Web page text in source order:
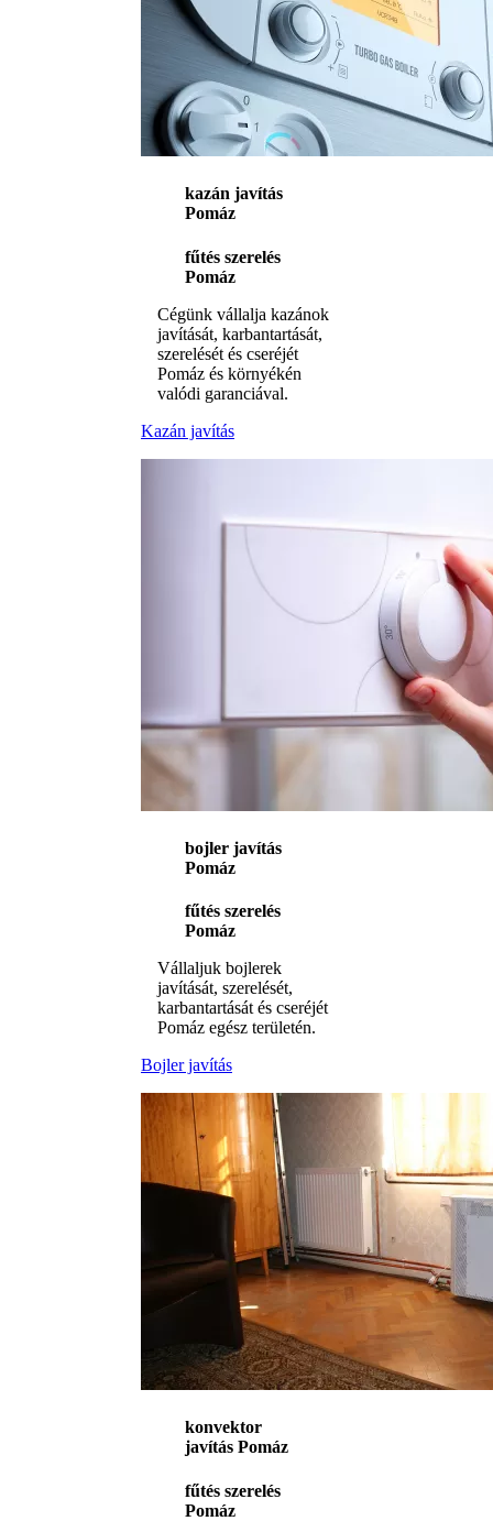
kazán javítás
Pomáz
fűtés szerelés
Pomáz
Cégünk vállalja kazánok
javítását, karbantartását,
szerelését és cseréjét
Pomáz és környékén
valódi garanciával.
Kazán javítás
bojler javítás
Pomáz
fűtés szerelés
Pomáz
Vállaljuk bojlerek
javítását, szerelését,
karbantartását és cseréjét
Pomáz egész területén.
Bojler javítás
konvektor
javítás Pomáz
fűtés szerelés
Pomáz